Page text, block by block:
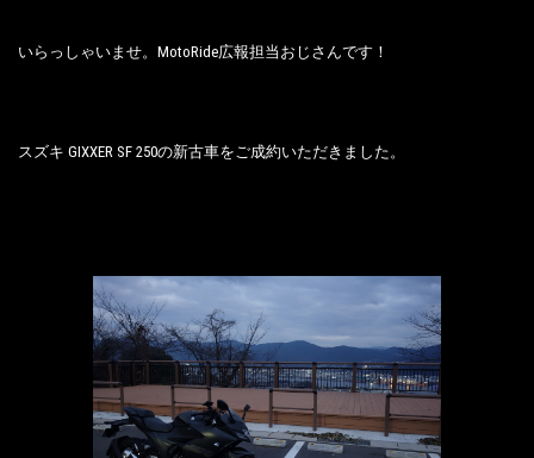
いらっしゃいませ。MotoRide広報担当おじさんです！
スズキ GIXXER SF 250の新古車をご成約いただきました。